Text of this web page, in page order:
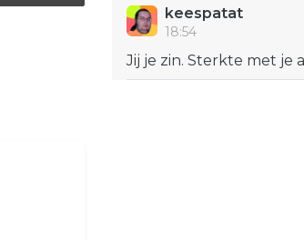
keespatat
18:54
Jij je zin. Sterkte met je